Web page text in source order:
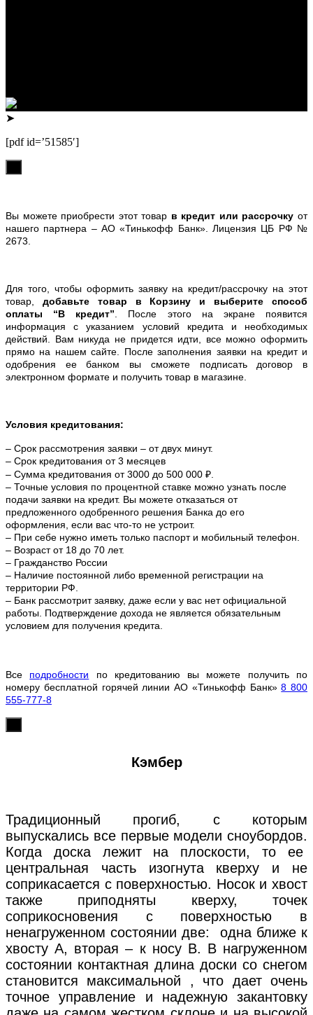
➤
[pdf id=’51585′]
Вы можете приобрести этот товар в кредит или рассрочку от
нашего партнера – АО «Тинькофф Банк». Лицензия ЦБ РФ №
2673.
Для того, чтобы оформить заявку на кредит/рассрочку на этот
товар, добавьте товар в Корзину и выберите способ
оплаты “В кредит” . После этого на экране появится
информация с указанием условий кредита и необходимых
действий. Вам никуда не придется идти, все можно оформить
прямо на нашем сайте. После заполнения заявки на кредит и
одобрения ее банком вы сможете подписать договор в
электронном формате и получить товар в магазине.
Условия кредитования:
– Срок рассмотрения заявки – от двух минут.
– Срок кредитования от 3 месяцев
– Сумма кредитования от 3000 до 500 000 ₽.
– Точные условия по процентной ставке можно узнать после
подачи заявки на кредит. Вы можете отказаться от
предложенного одобренного решения Банка до его
оформления, если вас что-то не устроит.
– При себе нужно иметь только паспорт и мобильный телефон.
– Возраст от 18 до 70 лет.
– Гражданство России
– Наличие постоянной либо временной регистрации на
территории РФ.
– Банк рассмотрит заявку, даже если у вас нет официальной
работы. Подтверждение дохода не является обязательным
условием для получения кредита.
Все подробности по кредитованию вы можете получить по
номеру бесплатной горячей линии АО «Тинькофф Банк»8 800
555-777-8
Кэмбер
Традиционный прогиб, с которым
выпускались все первые модели сноубордов.
Когда доска лежит на плоскости, то ее
центральная часть изогнута кверху и не
соприкасается с поверхностью. Носок и хвост
также приподняты кверху, точек
соприкосновения с поверхностью в
ненагруженном состоянии две: одна ближе к
хвосту А, вторая – к носу В. В нагруженном
состоянии контактная длина доски со снегом
становится максимальной , что дает очень
точное управление и надежную закантовку